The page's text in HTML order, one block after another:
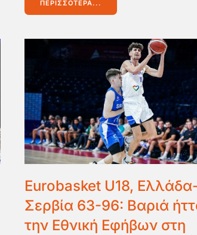
ΠΕΡΙΣΣΌΤΕΡΑ...
Eurobasket U18,
Σερβία 63-96: Βαριά
την Εθνική Εφήβων στη